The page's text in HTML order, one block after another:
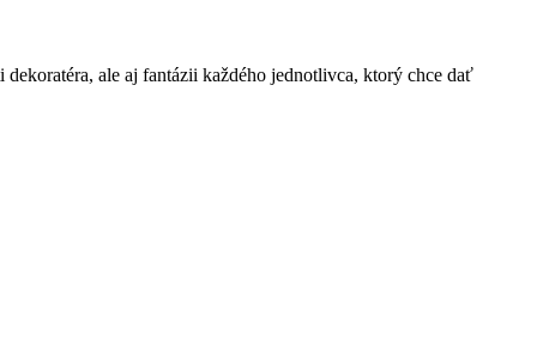
ale aj fantázii každého jednotlivca, ktorý chce dať